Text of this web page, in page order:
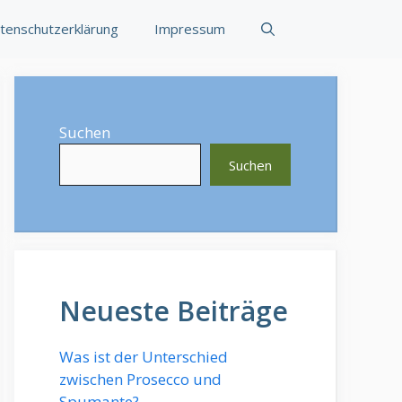
Impressum
Suchen
Suchen
Neueste Beiträge
Was ist der Unterschied
zwischen Prosecco und